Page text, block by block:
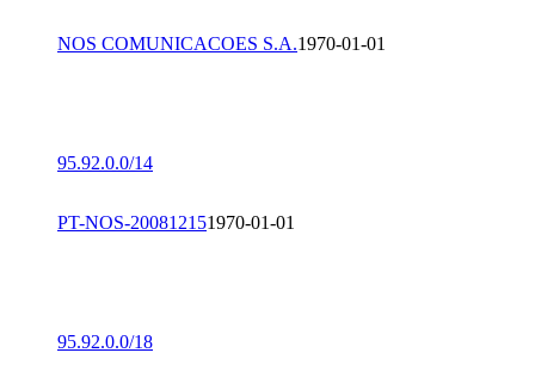
NOS COMUNICACOES S.A.1970-01-01
95.92.0.0/14
PT-NOS-200812151970-01-01
95.92.0.0/18